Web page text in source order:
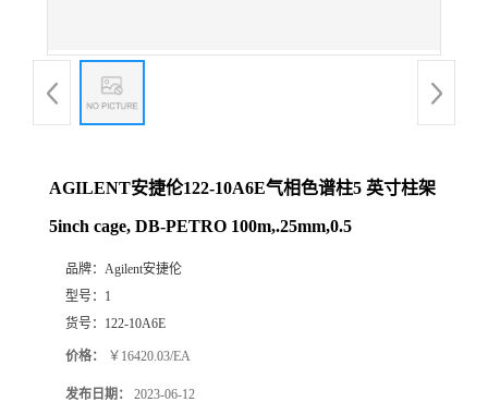
AGILENT安捷伦122-10A6E气相色谱柱5 英寸柱架
5inch cage, DB-PETRO 100m,.25mm,0.5
品牌： Agilent安捷伦
型号： 1
货号： 122-10A6E
价格： ￥16420.03/EA
发布日期： 2023-06-12